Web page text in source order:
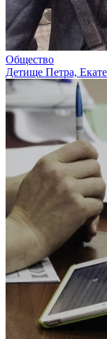
Общество
Детище Петра,